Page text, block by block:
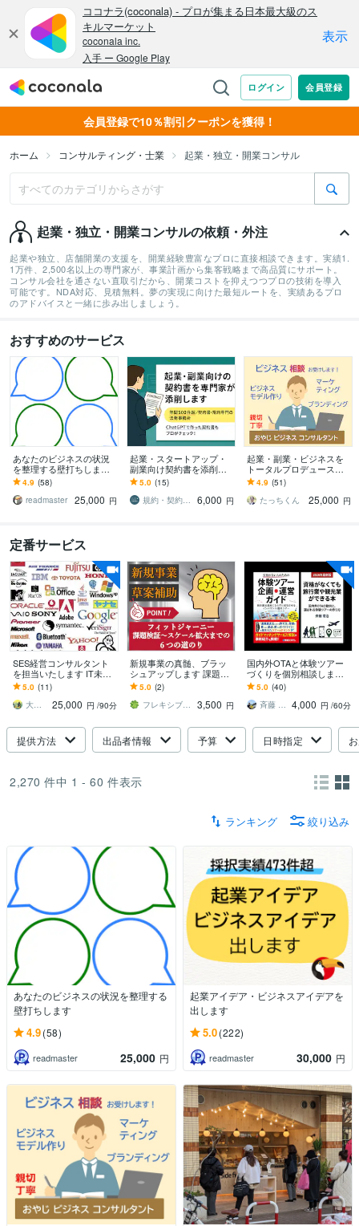
会員登録で10％割引クーポンを獲得！
ホーム コンサルティング・士業 起業・独立・開業コンサル
起業・独立・開業コンサルの依頼・外注
起業や独立、店舗開業の支援を、開業経験豊富なプロに直接相談できます。実績1.
1万件、2,500名以上の専門家が、事業計画から集客戦略まで高品質にサポート。
コンサル会社を通さない直取引だから、開業コストを抑えつつプロの技術を導入
可能です。NDA対応、見積無料。夢の実現に向けた最短ルートを、実績あるプロ
のアドバイスと一緒に歩み出しましょう。
おすすめのサービス
あなたのビジネスの状況
を整理する壁打ちします
ディスカッション相手と
して相談に乗ります
4.9 (58)
readmaster
25,000 円
起業・スタートアップ・
副業向け契約書を添削し
ます 契約書専門の法務事
務所が起業時に必要な契
約書を安心サポート！
5.0 (15)
規約・契約書の専門家 みやはら法務事務所
6,000 円
起業・副業・ビジネスを
トータルプロデュースし
ます 経験豊富コンサルが
強みを活かしたビジネス
設計から集客まで伴走
4.9 (51)
たっちくん
25,000 円
定番サービス
SES経営コンサルタント
を担当いたします IT未経
験・コネ無しからでも大
丈夫！年商3億円のノウハ
ウ
5.0 (11)
大食いりんご
25,000 円 /90分
新規事業の真髄、ブラッ
シュアップします 課題→
解決→市場参入→スケー
ル拡大・成長を順を追い
当てはめる
5.0 (2)
フレキシブルカンパニー
3,500 円
国内外OTAと体験ツアー
づくりを個別相談します
地域の経験を体験に変え
る最初の一歩を60分で整
理します
5.0 (40)
斉藤 常治 4,000 円 /60分
提供方法 出品者情報 予算 日時指定
2,270 件中 1 - 60 件表示
ランキング 絞り込み
あなたのビジネスの状況を整理する
壁打ちします
4.9(58)
readmaster 25,000 円
起業アイデア・ビジネスアイデアを
出します
5.0(222)
readmaster 30,000 円